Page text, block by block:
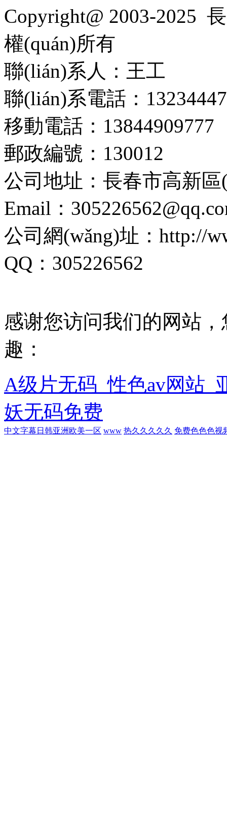
Copyright@ 2003-2025
權(quán)所有
聯(lián)系人：王工
聯(lián)系電話：
移動電話：13844909777
郵政編號：130012
公司地址：長春市高新區
Email：
公司網(wǎng)址：http://
QQ：305226562
感谢您访问我们的网站
趣：
A级片无码_性色av网站_
妖无码免费
中文字幕日韩亚洲欧美一区 www 热久久久久久 免费色色色视